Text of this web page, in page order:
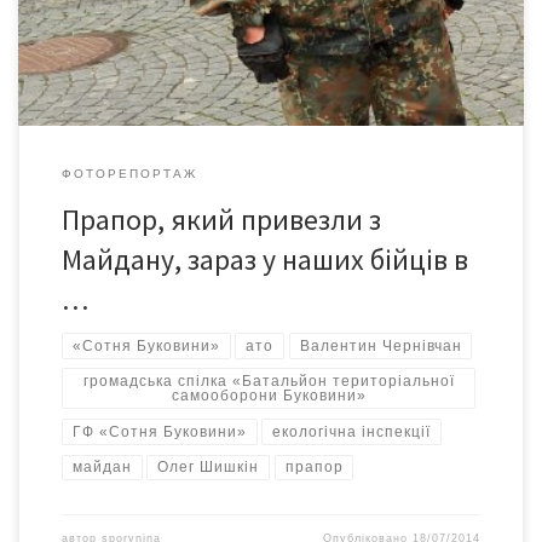
«Сотня Буковини».
ФОТОРЕПОРТАЖ
Прапор, який привезли з
Майдану, зараз у наших бійців в
…
«Сотня Буковини» ато Валентин Чернівчан
громадська спілка «Батальйон територіальної
самооборони Буковини»
ГФ «Сотня Буковини» екологічна інспекції
майдан Олег Шишкін прапор
автор sporynina Опубліковано 18/07/2014